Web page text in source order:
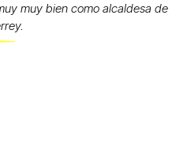
muy bien como alcaldesa de